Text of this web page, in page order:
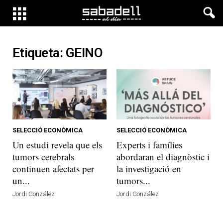
Etiqueta: GEINO
SELECCIÓ ECONÒMICA
Un estudi revela que els
tumors cerebrals
continuen afectats per
un...
Jordi González
SELECCIÓ ECONÒMICA
Experts i famílies
abordaran el diagnòstic i
la investigació en
tumors...
Jordi González